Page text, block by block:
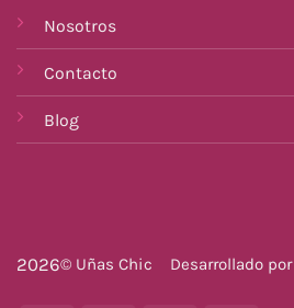
Nosotros
Contacto
Blog
2026© Uñas Chic Desarrollado por